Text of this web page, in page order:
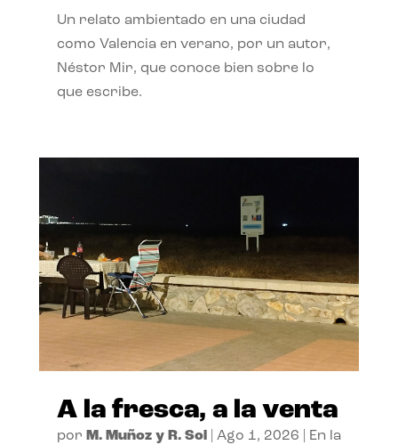
Un relato ambientado en una ciudad
como Valencia en verano, por un autor,
Néstor Mir, que conoce bien sobre lo
que escribe.
A la fresca, a la venta
por M. Muñoz y R. Sol| Ago 1, 2026
En la